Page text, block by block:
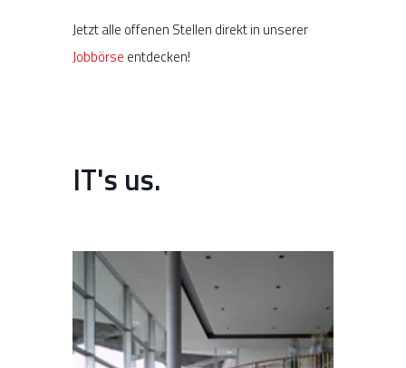
Jetzt alle offenen Stellen direkt in unserer
Jobbörse entdecken!
IT's us.